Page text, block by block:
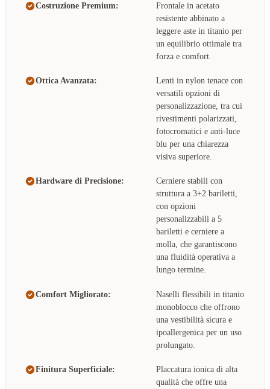
Costruzione Premium:
Frontale in acetato
resistente abbinato a
leggere aste in titanio per
un equilibrio ottimale tra
forza e comfort.
Ottica Avanzata:
Lenti in nylon tenace con
versatili opzioni di
personalizzazione, tra cui
rivestimenti polarizzati,
fotocromatici e anti-luce
blu per una chiarezza
visiva superiore.
Hardware di Precisione:
Cerniere stabili con
struttura a 3+2 bariletti,
con opzioni
personalizzabili a 5
bariletti e cerniere a
molla, che garantiscono
una fluidità operativa a
lungo termine.
Comfort Migliorato:
Naselli flessibili in titanio
monoblocco che offrono
una vestibilità sicura e
ipoallergenica per un uso
prolungato.
Finitura Superficiale:
Placcatura ionica di alta
qualità che offre una